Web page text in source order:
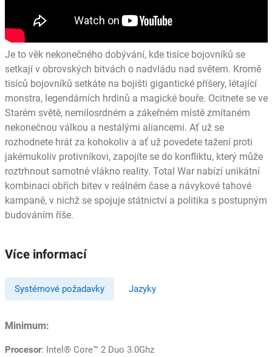
Je to věk nekonečného dobývání, kde tisíce bojovníků se
setkají v obrovských bitvách o nadvládu nad světem. Kromě
tisíců bojovníků setkáte na bojišti gigantické příšery, létající
monstra, legendárních hrdinů a magické bouře. Ocitnete se ve
Starém světě, nemilosrdném a zákeřném místě zmítaném
nekonečnou válkou a nestálými aliancemi. Ať už se
rozhodnete hrát za kohokoliv a ať už povedete tažení proti
jakémukoliv protivníkovi, zapojíte se do konfliktu, který může
roztrhnout samotné vlákno reality. Total War nabízí unikátní
kombinaci obřích bitev v reálném čase a návykové tahové
kampaně, v nichž se spojuje státnictví a politika s postupným
budováním říše.
Více informací
Systémové požadavky Jazyky
Minimum:
Procesor: Intel® Core™ 2 Duo 3.0Ghz